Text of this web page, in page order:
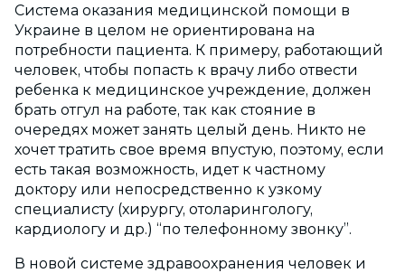
Система оказания медицинской помощи в
Украине в целом не ориентирована на
потребности пациента. К примеру, работающий
человек, чтобы попасть к врачу либо отвести
ребенка к медицинское учреждение, должен
брать отгул на работе, так как стояние в
очередях может занять целый день. Никто не
хочет тратить свое время впустую, поэтому, если
есть такая возможность, идет к частному
доктору или непосредственно к узкому
специалисту (хирургу, отоларингологу,
кардиологу и др.) “по телефонному звонку”.
В новой системе здравоохранения человек и